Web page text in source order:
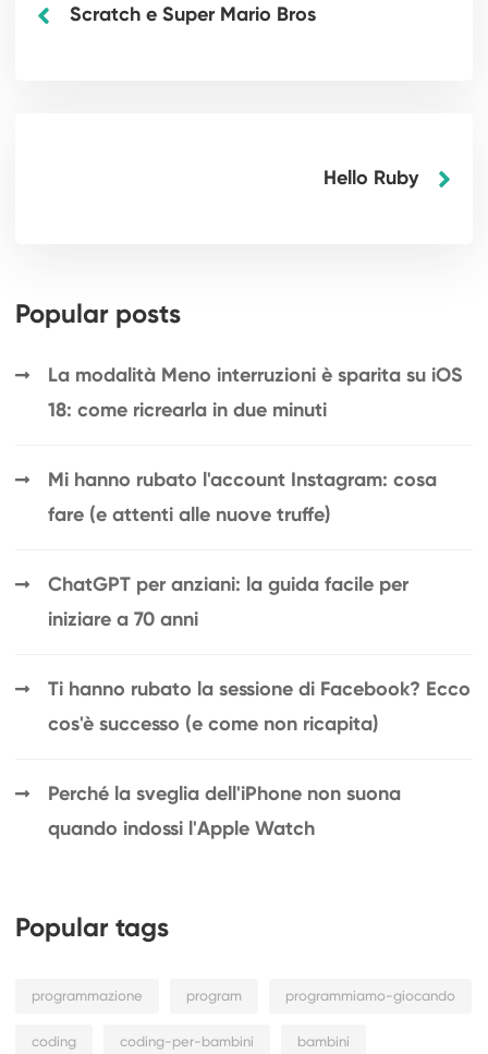
Scratch e Super Mario Bros
Hello Ruby
Popular posts
La modalità Meno interruzioni è sparita su iOS
18: come ricrearla in due minuti
Mi hanno rubato l'account Instagram: cosa
fare (e attenti alle nuove truffe)
ChatGPT per anziani: la guida facile per
iniziare a 70 anni
Ti hanno rubato la sessione di Facebook? Ecco
cos'è successo (e come non ricapita)
Perché la sveglia dell'iPhone non suona
quando indossi l'Apple Watch
Popular tags
programmazione program programmiamo-giocando
coding coding-per-bambini bambini